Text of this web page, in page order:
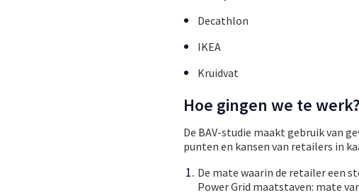
Decathlon
IKEA
Kruidvat
Hoe gingen we te werk?
De BAV-studie maakt gebruik van
punten en kansen van retailers in
De mate waarin de retailer een
Power Grid maatstaven: mate